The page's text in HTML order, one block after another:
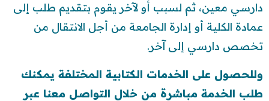
دارسي معين، ثم لسبب أو لآخر يقوم بتقديم طلب إلى
عمادة الكلية أو إدارة الجامعة من أجل الانتقال من
تخصص دارسي إلى آخر.
وللحصول على الخدمات الكتابية المختلفة يمكنك
طلب الخدمة مباشرة من خلال التواصل معنا عبر